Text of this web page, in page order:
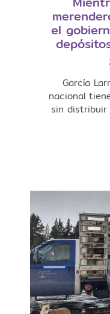
el
García
nacional
sin distribuir